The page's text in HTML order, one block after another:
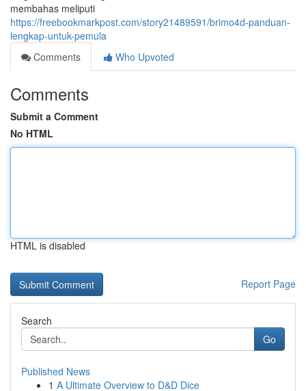
membahas meliputi
https://freebookmarkpost.com/story21489591/brimo4d-panduan-
lengkap-untuk-pemula
Comments
Who Upvoted
Comments
Submit a Comment
No HTML
HTML is disabled
Report Page
Search
Go
Published News
1 A Ultimate Overview to D&D Dice